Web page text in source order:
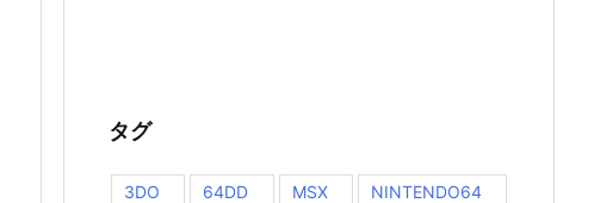
タグ
3DO 64DD MSX
NINTENDO64